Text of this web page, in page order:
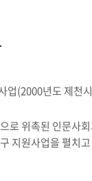
업(2000년도 제천
로 위촉된 인문사
지원사업을 펼치